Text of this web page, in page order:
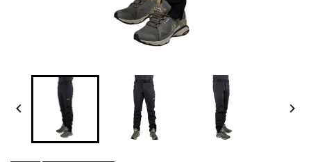
 